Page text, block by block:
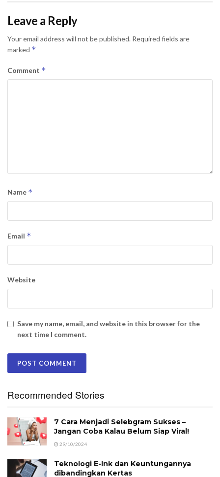
Leave a Reply
Your email address will not be published. Required fields are
marked *
Comment *
Name *
Email *
Website
Save my name, email, and website in this browser for the
next time I comment.
Recommended Stories
7 Cara Menjadi Selebgram Sukses –
Jangan Coba Kalau Belum Siap Viral!
29/10/2024
Teknologi E-Ink dan Keuntungannya
dibandingkan Kertas